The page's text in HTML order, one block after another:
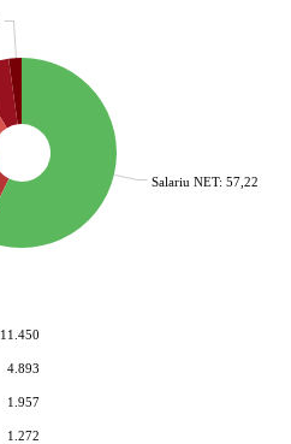
Salariu NET: 57,22%
11.450
4.893
1.957
1.272